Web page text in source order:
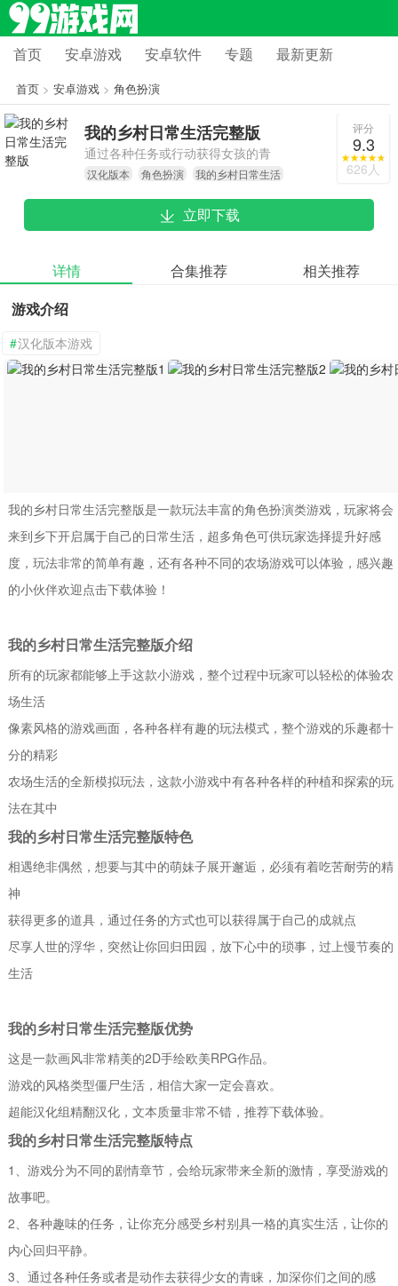
首页 安卓游戏 安卓软件 专题 最新更新
首页> 安卓游戏> 角色扮演
我的乡村日常生活完整版
通过各种任务或行动获得女孩的青
睐，加深你们的关系，成为你最好的
朋友
汉化版本 角色扮演 我的乡村日常生活
评分
9.3
626人
立即下载
详情 合集推荐
相关推荐
游戏介绍
#汉化版本游戏
我的乡村日常生活完整版是一款玩法丰富的角色扮演类游戏，玩家将会
来到乡下开启属于自己的日常生活，超多角色可供玩家选择提升好感
度，玩法非常的简单有趣，还有各种不同的农场游戏可以体验，感兴趣
的小伙伴欢迎点击下载体验！
我的乡村日常生活完整版介绍
所有的玩家都能够上手这款小游戏，整个过程中玩家可以轻松的体验农
场生活
像素风格的游戏画面，各种各样有趣的玩法模式，整个游戏的乐趣都十
分的精彩
农场生活的全新模拟玩法，这款小游戏中有各种各样的种植和探索的玩
法在其中
我的乡村日常生活完整版特色
相遇绝非偶然，想要与其中的萌妹子展开邂逅，必须有着吃苦耐劳的精
神
获得更多的道具，通过任务的方式也可以获得属于自己的成就点
尽享人世的浮华，突然让你回归田园，放下心中的琐事，过上慢节奏的
生活
我的乡村日常生活完整版优势
这是一款画风非常精美的2D手绘欧美RPG作品。
游戏的风格类型僵尸生活，相信大家一定会喜欢。
超能汉化组精翻汉化，文本质量非常不错，推荐下载体验。
我的乡村日常生活完整版特点
1、游戏分为不同的剧情章节，会给玩家带来全新的激情，享受游戏的
故事吧。
2、各种趣味的任务，让你充分感受乡村别具一格的真实生活，让你的
内心回归平静。
3、通过各种任务或者是动作去获得少女的青睐，加深你们之间的感